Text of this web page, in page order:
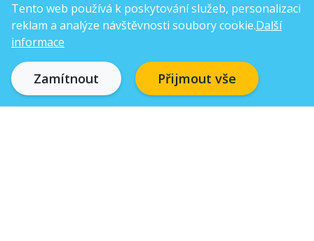
Tento web používá k poskytování služeb, personalizaci
reklam a analýze návštěvnosti soubory cookie.Další
informace
Zamítnout Přijmout vše